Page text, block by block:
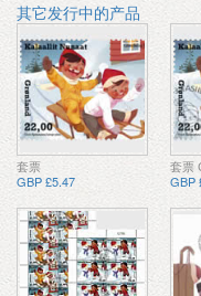
其它发行中的产品
套票
GBP £5.47
套票
GBP